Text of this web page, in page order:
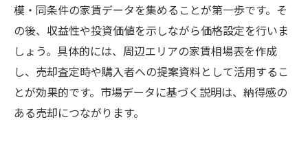
模・同条件の家賃データを集めることが第一歩です。そ
の後、収益性や投資価値を示しながら価格設定を行いま
しょう。具体的には、周辺エリアの家賃相場表を作成
し、売却査定時や購入者への提案資料として活用するこ
とが効果的です。市場データに基づく説明は、納得感の
ある売却につながります。